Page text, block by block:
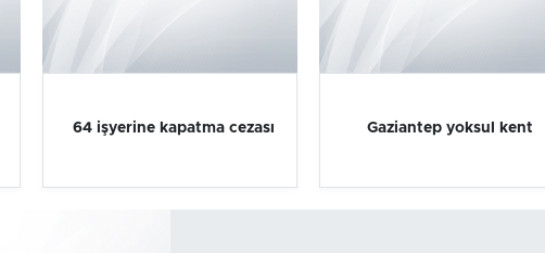
64 işyerine kapatma cezası Gaziantep yoksul kent